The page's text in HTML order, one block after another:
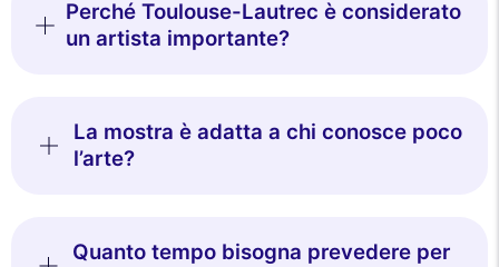
Perché Toulouse-Lautrec è considerato
un artista importante?
La mostra è adatta a chi conosce poco
l’arte?
Quanto tempo bisogna prevedere per